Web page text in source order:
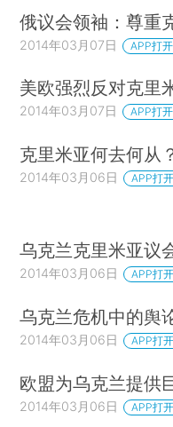
俄议会领袖：尊重
2014年03月07日 APP打开
美欧强烈反对克里
2014年03月07日 APP打开
克里米亚何去何从
2014年03月06日 APP打开
乌克兰克里米亚议
2014年03月06日 APP打开
乌克兰危机中的舆
2014年03月06日 APP打开
欧盟为乌克兰提供
2014年03月06日 APP打开